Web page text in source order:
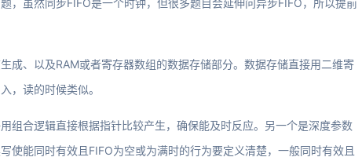
，虽然同步FIFO是一个时钟，但很多题目会延伸问异步FIFO，所以提前
成、以及RAM或者寄存器数组的数据存储部分。数据存储直接用二维寄
，读的时候类似。
组合逻辑直接根据指针比较产生，确保能及时反应。另一个是深度参数
使能同时有效且FIFO为空或为满时的行为要定义清楚，一般同时有效且